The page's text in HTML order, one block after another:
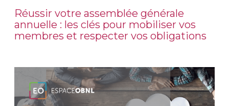
Réussir votre assemblée générale
annuelle : les clés pour mobiliser vos
membres et respecter vos obligations